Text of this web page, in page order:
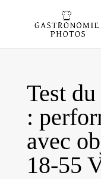
Test
:
avec
18-55